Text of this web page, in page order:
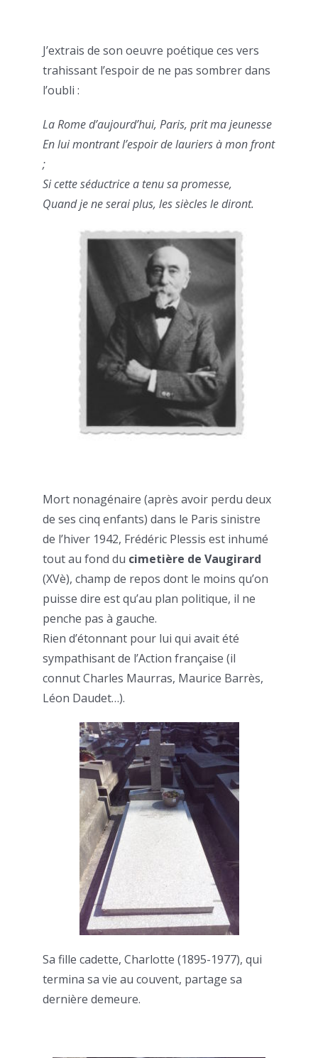
J’extrais de son oeuvre poétique ces vers
trahissant l’espoir de ne pas sombrer dans
l’oubli :
La Rome d’aujourd’hui, Paris, prit ma jeunesse
En lui montrant l’espoir de lauriers à mon front
;
Si cette séductrice a tenu sa promesse,
Quand je ne serai plus, les siècles le diront.
Mort nonagénaire (après avoir perdu deux
de ses cinq enfants) dans le Paris sinistre
de l’hiver 1942, Frédéric Plessis est inhumé
tout au fond du cimetière de Vaugirard
(XVè), champ de repos dont le moins qu’on
puisse dire est qu’au plan politique, il ne
penche pas à gauche.
Rien d’étonnant pour lui qui avait été
sympathisant de l’Action française (il
connut Charles Maurras, Maurice Barrès,
Léon Daudet…).
Sa fille cadette, Charlotte (1895-1977), qui
termina sa vie au couvent, partage sa
dernière demeure.